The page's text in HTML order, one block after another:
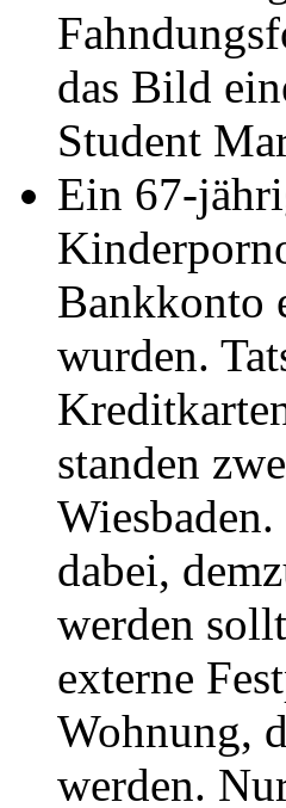
das Bild
Student
Ein 67-
Bankkonto
wurden.
standen
dabei,
werden
externe
Wohnung,
werden.